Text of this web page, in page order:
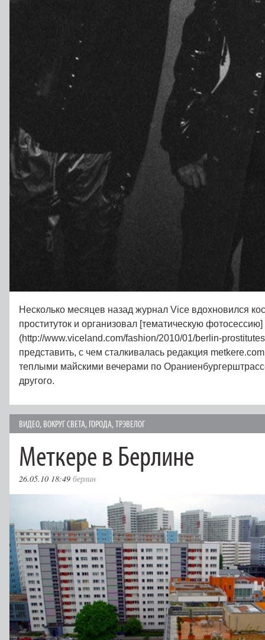
Несколько месяцев назад журнал Vice вдохновился
проституток и организовал [тематическую фотосессию]
(http://www.viceland.com/fashion/2010/01/berlin-
представить, с чем сталкивалась редакция
теплыми майскими вечерами по
другого.
ВИДЕО, ВОКРУГ СВЕТА, ГОРОДА,ТРЭВЕЛОГ
Меткере в Берлине
26.05.10 18:49 берлин